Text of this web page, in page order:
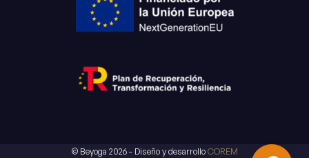
© Beyoga 2026 - Diseño y desarrolloCOREM